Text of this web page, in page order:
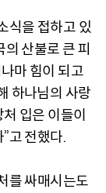
식을 접하고 있
산불로 큰 피
마 힘이 되고
하나님의 사랑
입은 이들이
고 전했다.
를 싸매시는도